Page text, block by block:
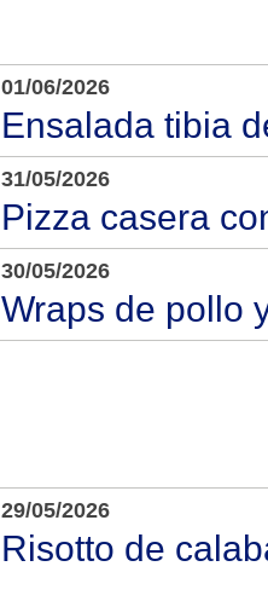
01/06/2026
Ensalada tibia
31/05/2026
Pizza casera
30/05/2026
Wraps de pollo
29/05/2026
Risotto de